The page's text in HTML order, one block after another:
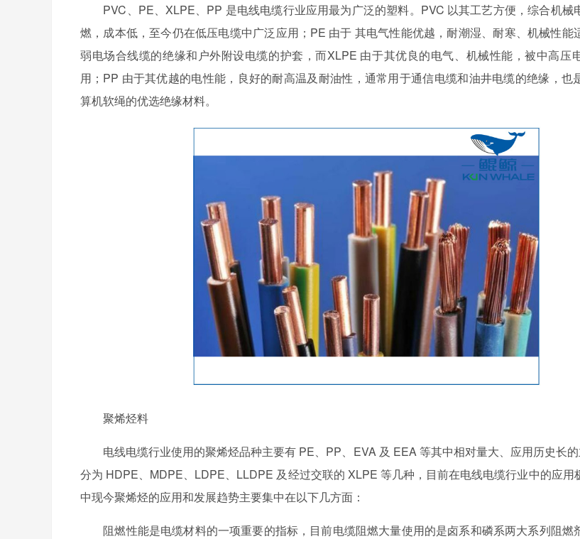
PVC、PE、XLPE、PP 是电线电缆行业应用最为广泛的塑料。PVC 以其工艺方便，综合机械
燃，成本低，至今仍在低压电缆中广泛应用；PE 由于 其电气性能优越，耐潮湿、耐寒、机械性能
弱电场合线缆的绝缘和户外附设电缆的护套，而XLPE 由于其优良的电气、机械性能，被中高压
用；PP 由于其优越的电性能，良好的耐高温及耐油性，通常用于通信电缆和油井电缆的绝缘，也
算机软绳的优选绝缘材料。
聚烯烃料
电线电缆行业使用的聚烯烃品种主要有 PE、PP、EVA 及 EEA 等其中相对量大、应用历史长的
分为 HDPE、MDPE、LDPE、LLDPE 及经过交联的 XLPE 等几种，目前在电线电缆行业中的应用
中现今聚烯烃的应用和发展趋势主要集中在以下几方面：
阻燃性能是电缆材料的一项重要的指标，目前电缆阻燃大量使用的是卤系和磷系两大系列阻燃